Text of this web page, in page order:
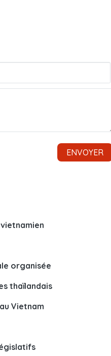
organisée
thaïlandais
Vietnam